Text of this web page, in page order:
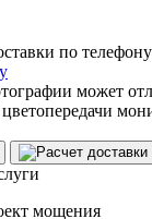
по
может
цветопередачи